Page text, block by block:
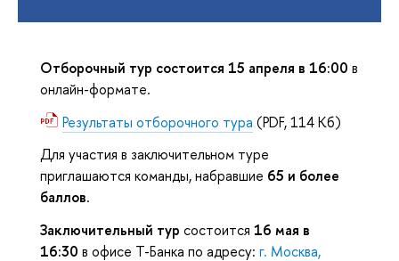
Отборочный тур состоится 15 апреля в 16:00 в
онлайн-формате.
Результаты отборочного тура (PDF, 114 Кб)
Для участия в заключительном туре
приглашаются команды, набравшие 65 и более
баллов.
Заключительный тур состоится 16 мая в
16:30 в офисе Т-Банка по адресу: г. Москва,